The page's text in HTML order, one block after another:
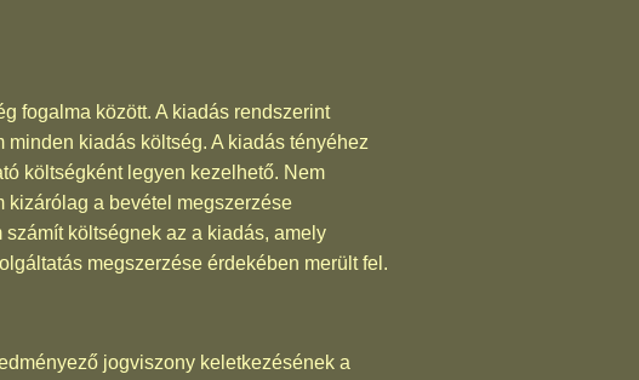
fogalma között. A kiadás rendszerint
kiadás költség. A kiadás tényéhez
költségként legyen kezelhető. Nem
kizárólag a bevétel megszerzése
költségnek az a kiadás, amely
megszerzése érdekében merült fel.
jogviszony keletkezésének a